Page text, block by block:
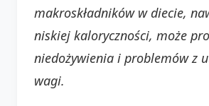
makroskładników w diecie,
niskiej kaloryczności, może
niedożywienia i problemów z
wagi.